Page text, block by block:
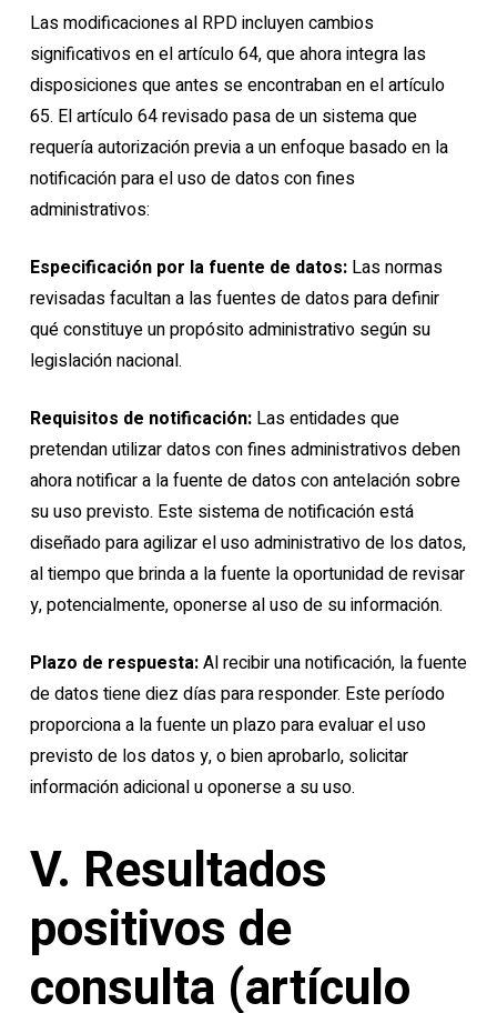
Las modificaciones al RPD incluyen cambios
significativos en el artículo 64, que ahora integra las
disposiciones que antes se encontraban en el artículo
65. El artículo 64 revisado pasa de un sistema que
requería autorización previa a un enfoque basado en la
notificación para el uso de datos con fines
administrativos:
Especificación por la fuente de datos:Las normas
revisadas facultan a las fuentes de datos para definir
qué constituye un propósito administrativo según su
legislación nacional.
Requisitos de notificación:Las entidades que
pretendan utilizar datos con fines administrativos deben
ahora notificar a la fuente de datos con antelación sobre
su uso previsto. Este sistema de notificación está
diseñado para agilizar el uso administrativo de los datos,
al tiempo que brinda a la fuente la oportunidad de revisar
y, potencialmente, oponerse al uso de su información.
Plazo de respuesta:Al recibir una notificación, la fuente
de datos tiene diez días para responder. Este período
proporciona a la fuente un plazo para evaluar el uso
previsto de los datos y, o bien aprobarlo, solicitar
información adicional u oponerse a su uso.
V. Resultados
positivos de
consulta (artículo